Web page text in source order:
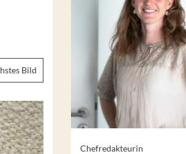
Bild
Chefredakteurin